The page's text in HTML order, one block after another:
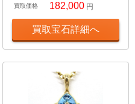
買取価格 182,000 円
買取宝石詳細へ